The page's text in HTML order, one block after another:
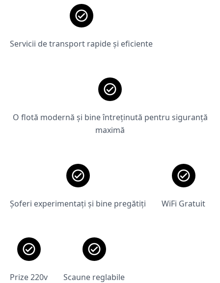
Servicii de transport rapide și eficiente
O flotă modernă și bine întreținută pentru siguranță
maximă
Șoferi experimentați și bine pregătiți WiFi Gratuit
Prize 220v Scaune reglabile